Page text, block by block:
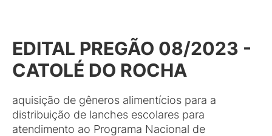
EDITAL PREGÃO 08/2023 -
CATOLÉ DO ROCHA
aquisição de gêneros alimentícios para a
distribuição de lanches escolares para
atendimento ao Programa Nacional de